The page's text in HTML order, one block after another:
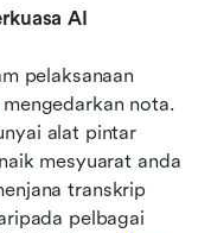
AI
pelaksanaan
nota.
alat pintar
mesyuarat anda
transkrip
pelbagai